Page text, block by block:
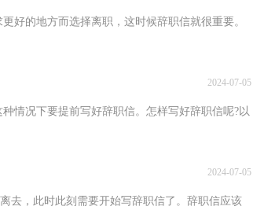
好的地方而选择离职，这时候辞职信就很重要。
2024-07-05
情况下要提前写好辞职信。怎样写好辞职信呢?以
2024-07-05
去，此时此刻需要开始写辞职信了。辞职信应该